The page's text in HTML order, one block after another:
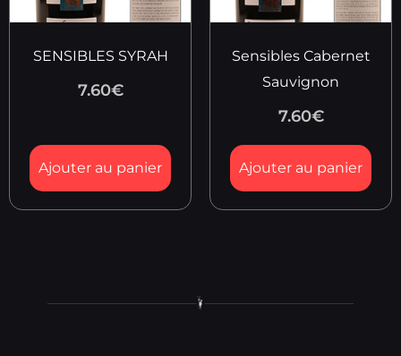
SENSIBLES SYRAH
7.60€
Ajouter au panier
Sensibles Cabernet
Sauvignon
7.60€
Ajouter au panier